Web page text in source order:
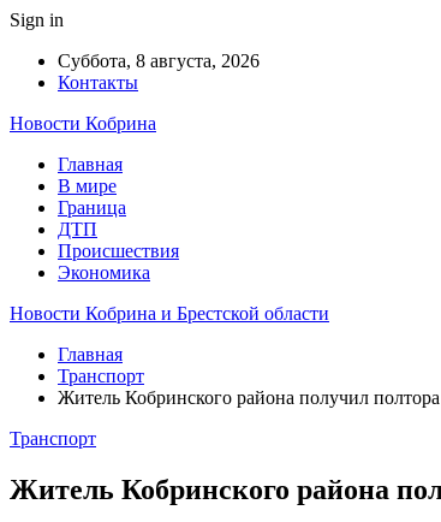
Sign in
Суббота, 8 августа, 2026
Контакты
Новости Кобрина
Главная
В мире
Граница
ДТП
Происшествия
Экономика
Новости Кобрина и Брестской области
Главная
Транспорт
Житель Кобринского района получил
Транспорт
Житель Кобринского района